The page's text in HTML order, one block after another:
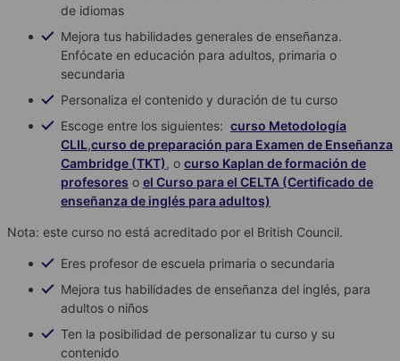
de idiomas
Mejora tus habilidades generales de enseñanza.
Enfócate en educación para adultos, primaria o
secundaria
Personaliza el contenido y duración de tu curso
Escoge entre los siguientes: curso Metodología
CLIL,curso de preparación para Examen de Enseñanza
Cambridge (TKT) , o curso Kaplan de formación de
profesores o el Curso para el CELTA (Certificado de
enseñanza de inglés para adultos)
Nota: este curso no está acreditado por el British Council.
Eres profesor de escuela primaria o secundaria
Mejora tus habilidades de enseñanza del inglés, para
adultos o niños
Ten la posibilidad de personalizar tu curso y su
contenido